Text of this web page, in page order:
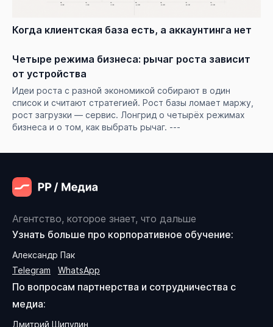
Когда клиентская база есть, а аккаунтинга нет
Четыре режима бизнеса: рычаг роста зависит
от устройства
Идеи роста с разной экономикой собирают в один
список и считают стратегией. Рост базы ломает маржу,
рост загрузки — сервис. Лонгрид о четырёх режимах
бизнеса и о том, как выбрать рычаг. ---
Агентство, которое знает, что дальше
Узнать больше про корпоративное обучение:
Александр Пак
Telegram
WhatsApp
По вопросам партнерства и сотрудничества с
медиа:
Дмитрий Шипулин